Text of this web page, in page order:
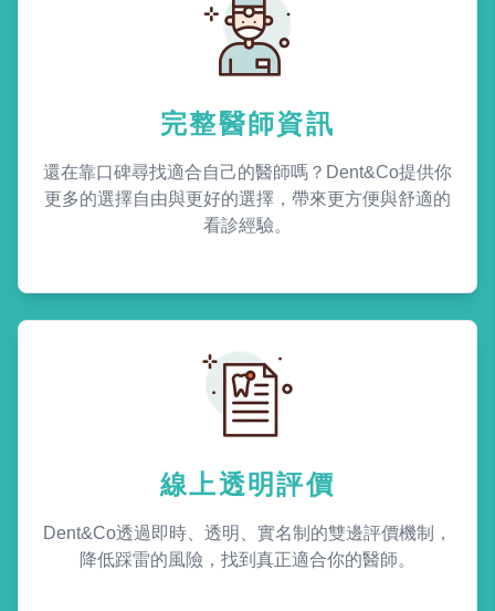
完整醫師資訊
還在靠口碑尋找適合自己的醫師嗎？Dent&Co提供你
更多的選擇自由與更好的選擇，帶來更方便與舒適的
看診經驗。
線上透明評價
Dent&Co透過即時、透明、實名制的雙邊評價機制，
降低踩雷的風險，找到真正適合你的醫師。